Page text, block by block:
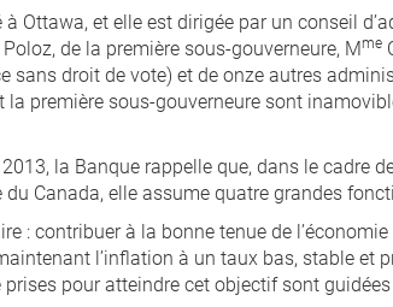
Ottawa, et elle est dirigée par un conseil
de la première sous-gouverneure, Mme
sans droit de vote) et de onze autres
la première sous-gouverneure sont
la Banque rappelle que, dans le cadre
Canada, elle assume quatre grandes
: contribuer à la bonne tenue de
l’inflation à un taux bas, stable et
pour atteindre cet objectif sont